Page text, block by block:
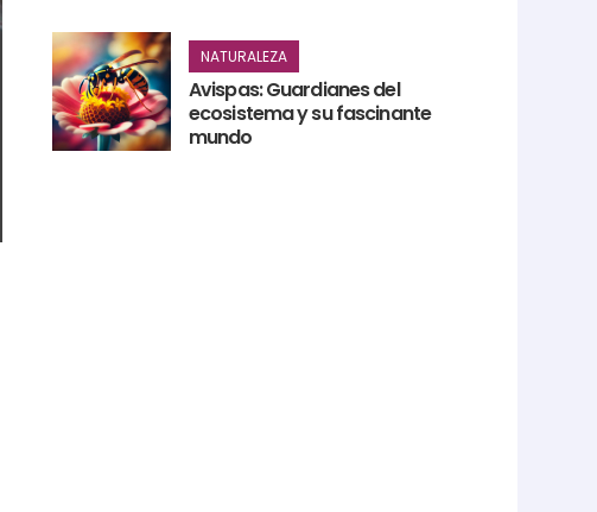
NATURALEZA
Avispas: Guardianes del
ecosistema y su fascinante
mundo